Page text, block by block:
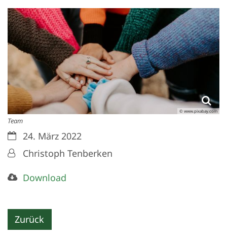
© www.pixabay.com
Team
Datum:24. März 2022
Von:Christoph Tenberken
Download
Zurück